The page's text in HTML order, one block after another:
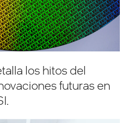
los hitos del
futuras en